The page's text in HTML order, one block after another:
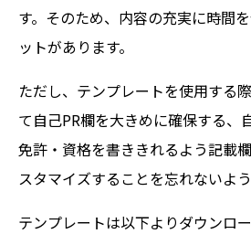
す。そのため、内容の充実に時間
ットがあります。
ただし、テンプレートを使用する
て自己PR欄を大きめに確保する、
免許・資格を書ききれるよう記載
スタマイズすることを忘れないよ
テンプレートは以下よりダウンロー